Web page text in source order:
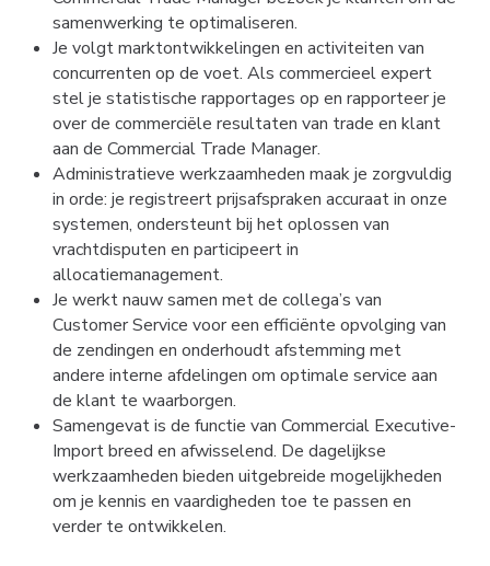
samenwerking te optimaliseren.
Je volgt marktontwikkelingen en activiteiten van
concurrenten op de voet. Als commercieel expert
stel je statistische rapportages op en rapporteer je
over de commerciële resultaten van trade en klant
aan de Commercial Trade Manager.
Administratieve werkzaamheden maak je zorgvuldig
in orde: je registreert prijsafspraken accuraat in onze
systemen, ondersteunt bij het oplossen van
vrachtdisputen en participeert in
allocatiemanagement.
Je werkt nauw samen met de collega’s van
Customer Service voor een efficiënte opvolging van
de zendingen en onderhoudt afstemming met
andere interne afdelingen om optimale service aan
de klant te waarborgen.
Samengevat is de functie van Commercial Executive-
Import breed en afwisselend. De dagelijkse
werkzaamheden bieden uitgebreide mogelijkheden
om je kennis en vaardigheden toe te passen en
verder te ontwikkelen.